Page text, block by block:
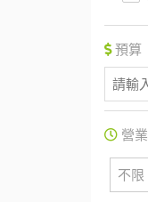
預算
營
不限